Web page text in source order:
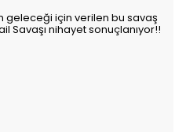
geleceği için verilen bu savaş
Savaşı nihayet sonuçlanıyor!!